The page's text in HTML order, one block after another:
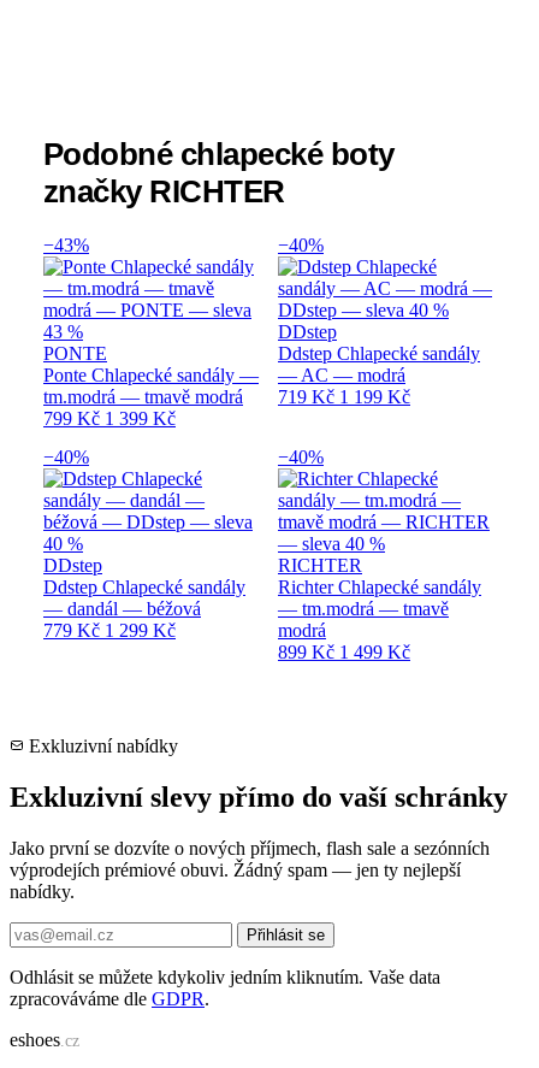
Podobné chlapecké boty
značky RICHTER
−43%
PONTE
Ponte Chlapecké sandály —
tm.modrá — tmavě modrá
799 Kč 1 399 Kč
−40%
DDstep
Ddstep Chlapecké sandály
— AC — modrá
719 Kč 1 199 Kč
−40%
DDstep
Ddstep Chlapecké sandály
— dandál — béžová
779 Kč 1 299 Kč
−40%
RICHTER
Richter Chlapecké sandály
— tm.modrá — tmavě
modrá
899 Kč 1 499 Kč
Exkluzivní nabídky
Exkluzivní slevy přímo do vaší schránky
Jako první se dozvíte o nových příjmech, flash sale a sezónních
výprodejích prémiové obuvi. Žádný spam — jen ty nejlepší
nabídky.
Přihlásit se
Odhlásit se můžete kdykoliv jedním kliknutím. Vaše data
zpracováváme dle GDPR.
eshoes .cz